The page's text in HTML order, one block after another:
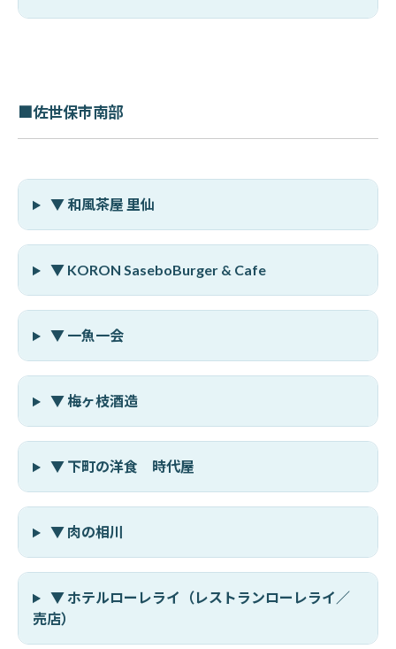
■佐世保市南部
▼ 和風茶屋 里仙
▼ KORON SaseboBurger & Cafe
▼ 一魚一会
▼ 梅ヶ枝酒造
▼ 下町の洋食 時代屋
▼ 肉の相川
▼ ホテルローレライ（レストランローレライ／
売店）